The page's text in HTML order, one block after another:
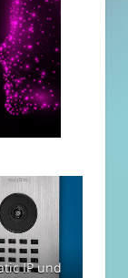
IP und